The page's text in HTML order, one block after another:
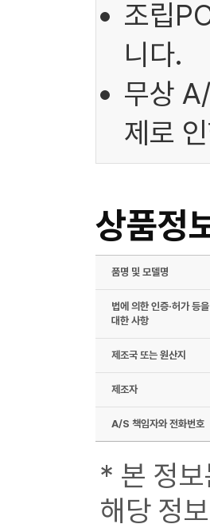
조립
니다.
무상
제로
상품정
품명 및 모델명
법에 의한 인증·허가 등
대한 사항
제조국 또는 원산지
제조자
A/S 책임자와 전화번호
* 본 정
해당 정